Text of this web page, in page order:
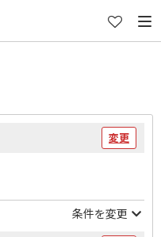
変更
条件を変更